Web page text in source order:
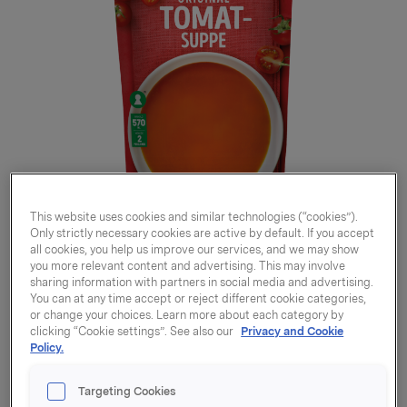
Tomatsuppe Fiks Ferdig
570ml
This website uses cookies and similar technologies (“cookies”).
Only strictly necessary cookies are active by default. If you accept
all cookies, you help us improve our services, and we may show
you more relevant content and advertising. This may involve
sharing information with partners in social media and advertising.
You can at any time accept or reject different cookie categories,
or change your choices. Learn more about each category by
clicking “Cookie settings”. See also our Privacy and Cookie
Policy.
Targeting Cookies